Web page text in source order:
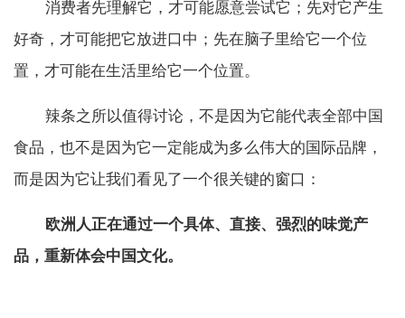
消费者先理解它，才可能愿意尝试它；先对它产生
好奇，才可能把它放进口中；先在脑子里给它一个位
置，才可能在生活里给它一个位置。
辣条之所以值得讨论，不是因为它能代表全部中国
食品，也不是因为它一定能成为多么伟大的国际品牌，
而是因为它让我们看见了一个很关键的窗口：
欧洲人正在通过一个具体、直接、强烈的味觉产
品，重新体会中国文化。